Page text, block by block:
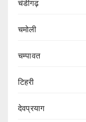
चंडीगढ़
चमोली
चम्पावत
टिहरी
देवप्रयाग